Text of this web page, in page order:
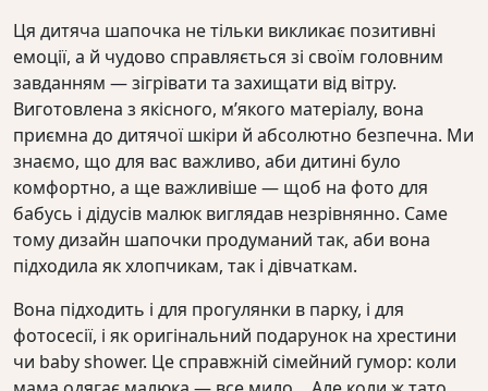
Ця дитяча шапочка не тільки викликає позитивні
емоції, а й чудово справляється зі своїм головним
завданням — зігрівати та захищати від вітру.
Виготовлена з якісного, м’якого матеріалу, вона
приємна до дитячої шкіри й абсолютно безпечна. Ми
знаємо, що для вас важливо, аби дитині було
комфортно, а ще важливіше — щоб на фото для
бабусь і дідусів малюк виглядав незрівнянно. Саме
тому дизайн шапочки продуманий так, аби вона
підходила як хлопчикам, так і дівчаткам.
Вона підходить і для прогулянки в парку, і для
фотосесії, і як оригінальний подарунок на хрестини
чи baby shower. Це справжній сімейний гумор: коли